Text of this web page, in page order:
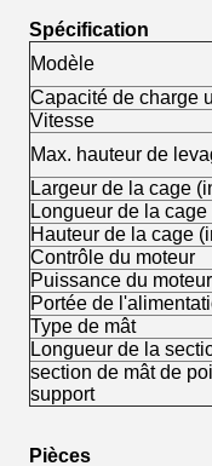
Spécification
Modèle
Capacité de charge
Vitesse
Max. hauteur de
Largeur de la cage
Longueur de la
Hauteur de la cage
Contrôle du moteur
Puissance du moteur
Portée de
Type de mât
Longueur de la
section de mât de
support
Pièces